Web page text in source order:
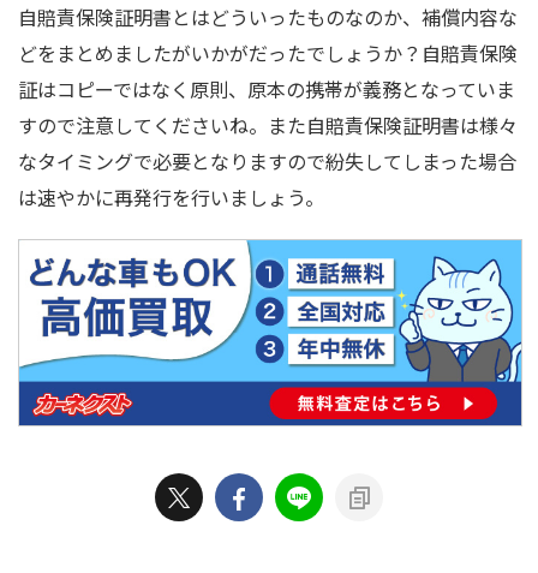
自賠責保険証明書とはどういったものなのか、補償内容な
どをまとめましたがいかがだったでしょうか？自賠責保険
証はコピーではなく原則、原本の携帯が義務となっていま
すので注意してくださいね。また自賠責保険証明書は様々
なタイミングで必要となりますので紛失してしまった場合
は速やかに再発行を行いましょう。